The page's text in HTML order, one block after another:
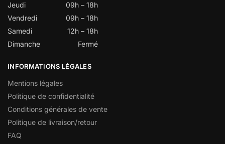
Jeudi
09h – 18h
Vendredi
09h – 18h
Samedi
12h – 18h
Dimanche
Fermé
INFORMATIONS LÉGALES
Mentions légales
Politique de confidentialité
Conditions générales de vente
Politique de livraison/retour
FAQ